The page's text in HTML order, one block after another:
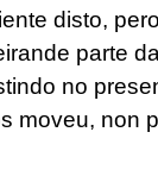
disto,
parte
no
moveu, non